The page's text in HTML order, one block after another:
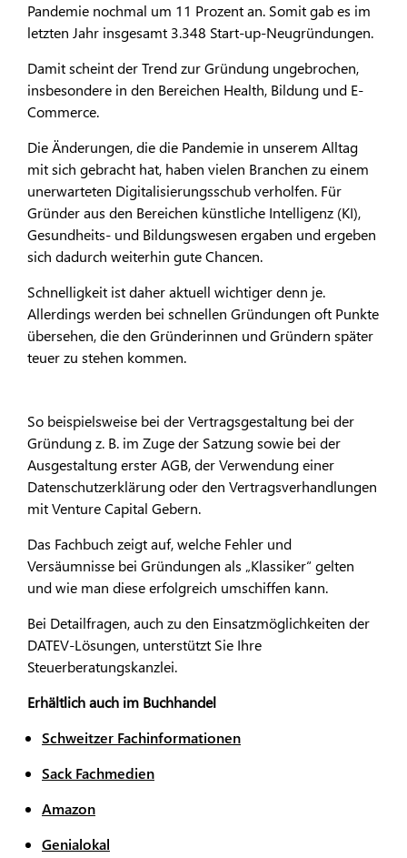
Pandemie nochmal um 11 Prozent an. Somit gab es im
letzten Jahr insgesamt 3.348 Start-up-Neugründungen.
Damit scheint der Trend zur Gründung ungebrochen,
insbesondere in den Bereichen Health, Bildung und E-
Commerce.
Die Änderungen, die die Pandemie in unserem Alltag
mit sich gebracht hat, haben vielen Branchen zu einem
unerwarteten Digitalisierungsschub verholfen. Für
Gründer aus den Bereichen künstliche Intelligenz (KI),
Gesundheits- und Bildungswesen ergaben und ergeben
sich dadurch weiterhin gute Chancen.
Schnelligkeit ist daher aktuell wichtiger denn je.
Allerdings werden bei schnellen Gründungen oft Punkte
übersehen, die den Gründerinnen und Gründern später
teuer zu stehen kommen.
So beispielsweise bei der Vertragsgestaltung bei der
Gründung z. B. im Zuge der Satzung sowie bei der
Ausgestaltung erster AGB, der Verwendung einer
Datenschutzerklärung oder den Vertragsverhandlungen
mit Venture Capital Gebern.
Das Fachbuch zeigt auf, welche Fehler und
Versäumnisse bei Gründungen als „Klassiker“ gelten
und wie man diese erfolgreich umschiffen kann.
Bei Detailfragen, auch zu den Einsatzmöglichkeiten der
DATEV-Lösungen, unterstützt Sie Ihre
Steuerberatungskanzlei.
Erhältlich auch im Buchhandel
Schweitzer Fachinformationen
Sack Fachmedien
Amazon
Genialokal